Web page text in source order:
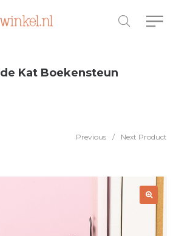
Kat Boekensteun
Previous / Next Product